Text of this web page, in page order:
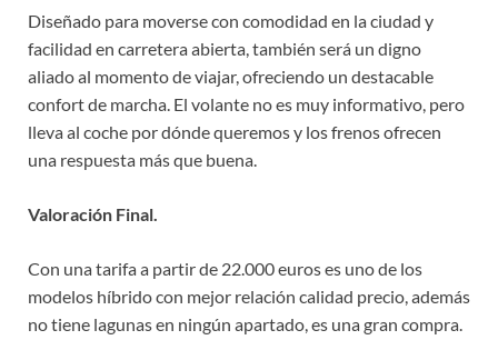
Diseñado para moverse con comodidad en la ciudad y
facilidad en carretera abierta, también será un digno
aliado al momento de viajar, ofreciendo un destacable
confort de marcha. El volante no es muy informativo, pero
lleva al coche por dónde queremos y los frenos ofrecen
una respuesta más que buena.
Valoración Final.
Con una tarifa a partir de 22.000 euros es uno de los
modelos híbrido con mejor relación calidad precio, además
no tiene lagunas en ningún apartado, es una gran compra.